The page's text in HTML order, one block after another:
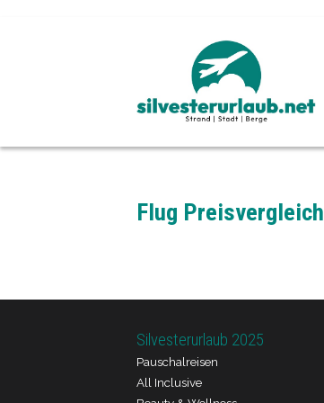
Flug Preisvergleich
Silvesterurlaub 2025
Pauschalreisen
All Inclusive